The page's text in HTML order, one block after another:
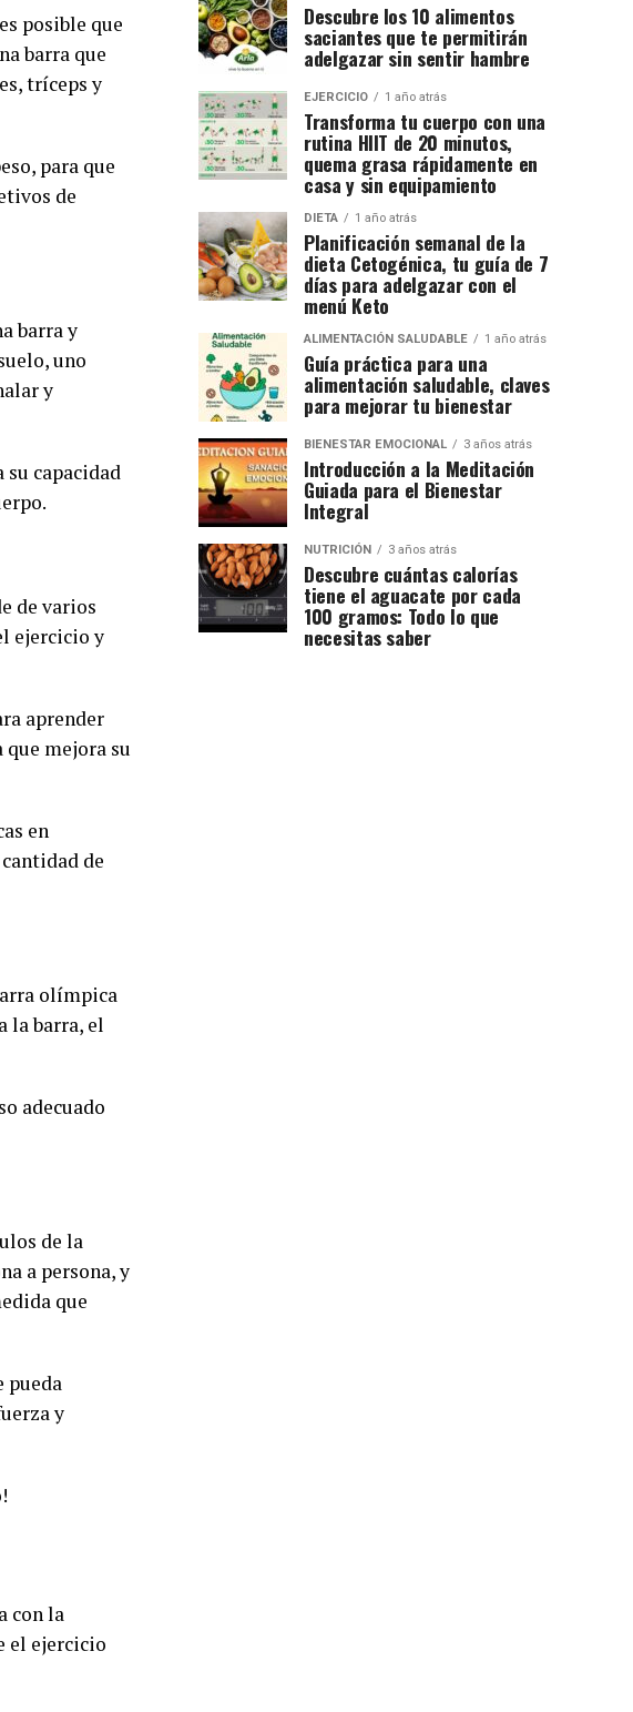
posible que
barra que
tríceps y
para que
de
barra y
uno
y
capacidad
de varios
ejercicio y
aprender
mejora su
en
de
olímpica
la barra, el
adecuado
de la
a persona, y
que
pueda
y
con la
el ejercicio
Descubre los 10 alimentos
saciantes que te permitirán
adelgazar sin sentir hambre
EJERCICIO 1 año atrás
Transforma tu cuerpo con una
rutina HIIT de 20 minutos,
quema grasa rápidamente en
casa y sin equipamiento
DIETA 1 año atrás
Planificación semanal de la
dieta Cetogénica, tu guía de 7
días para adelgazar con el
menú Keto
ALIMENTACIÓN SALUDABLE 1 año atrás
Guía práctica para una
alimentación saludable, claves
para mejorar tu bienestar
BIENESTAR EMOCIONAL 3 años atrás
Introducción a la Meditación
Guiada para el Bienestar
Integral
NUTRICIÓN 3 años atrás
Descubre cuántas calorías
tiene el aguacate por cada
100 gramos: Todo lo que
necesitas saber